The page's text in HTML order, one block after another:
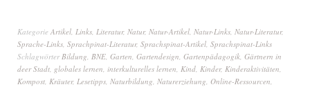
Kategorie Artikel Links Literatur, Natur, Natur-Artikel Natur-Links Natur-Literatur,
Sprache-Links Sprachpinat-Literatur, Sprachspinat-Artikel Sprachspinat-Links
Schlagwörter Bildung BNE Garten Gartendesign Gartenpädagogik Gärtnern in
deer Stadt globales lernen interkulturelles lernen Kind Kinder, Kinderaktivitäten
Kompost Kräuter, Lesetipps Naturbildung Naturerziehung Online-Ressourcen